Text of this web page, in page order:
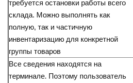
требуется остановки работы всего
склада. Можно выполнять как
полную, так и частичную
инвентаризацию для конкретной
группы товаров
Все сведения находятся на
терминале. Поэтому пользователь